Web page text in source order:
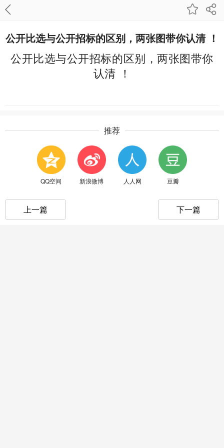
公开比选与公开招标的区别，两张图带你认清 ！
公开比选与公开招标的区别，两张图带你
认清 ！
推荐
QQ空间 新浪微博 人人网 豆瓣
上一篇 下一篇